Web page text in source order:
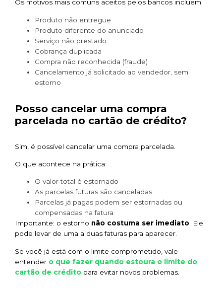
Os motivos mais comuns aceitos pelos bancos incluem:
Produto não entregue
Produto diferente do anunciado
Serviço não prestado
Cobrança duplicada
Compra não reconhecida (fraude)
Cancelamento já solicitado ao vendedor, sem
estorno
Posso cancelar uma compra
parcelada no cartão de crédito?
Sim, é possível cancelar uma compra parcelada.
O que acontece na prática:
O valor total é estornado
As parcelas futuras são canceladas
Parcelas já pagas podem ser estornadas ou
compensadas na fatura
Importante: o estorno não costuma ser imediato. Ele
pode levar de uma a duas faturas para aparecer.
Se você já está com o limite comprometido, vale
entender o que fazer quando estoura o limite do
cartão de crédito para evitar novos problemas.